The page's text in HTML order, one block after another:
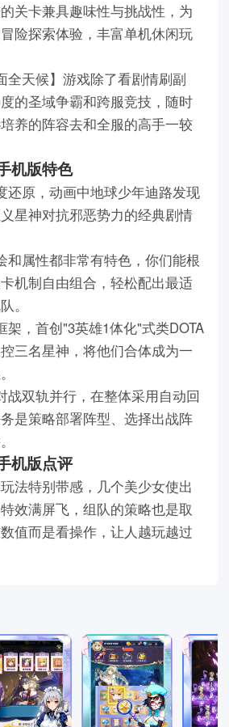
关卡兼具趣味性与挑战性，为
险探索体验，丰富单机休闲玩
全天候】游戏除了看剧情刷副
的圣域争霸和跨服竞技，随时
养的阵容去和全服的高手一较
机版特色
还原，动画中地球少年迪路发现
星神对抗邪恶势力的经典剧情
和属性都非常有特色，你们能根
机制自由组合，轻松配出最适
。
架，首创"3英雄1体化"式类DOTA
三名星神，将他们合体成为一
战双轨并行，在整体采用自动回
是策略部署阵型、选择出战阵
机版点评
法特别带感，几个美少女使出
效满屏飞，组队的策略也是取
值而是看操作，让人越玩越过